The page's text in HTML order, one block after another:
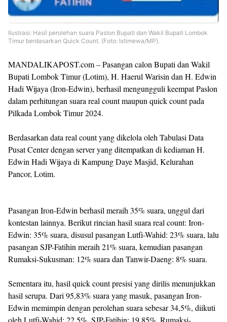
Ilustrasi: Hasil perolehan suara Paslon Bupati dan Wakil Bupati Lombok
Timur berdasarkan Quick Count. (Foto: Istimewa/MP).
MANDALIKAPOST.com – Pasangan calon Bupati dan Wakil
Bupati Lombok Timur (Lotim), H. Haerul Warisin dan H. Edwin
Hadi Wijaya (Iron-Edwin), berhasil mengungguli keempat Paslon
dalam perhitungan suara real count maupun quick count pada
Pilkada Lombok Timur 2024.
Berdasarkan data real count yang dikelola oleh Tabulasi Data
Pusat Center dengan server yang ditempatkan di kediaman H.
Edwin Hadi Wijaya di Kampung Daye Masjid, Kelurahan
Pancor, Lotim.
Pasangan Iron-Edwin berhasil meraih 35% suara, unggul dari
kontestan lainnya. Berikut rincian hasil suara real count: Iron-
Edwin: 35% suara, disusul pasangan Lutfi-Wahid: 23% suara, lalu
pasangan SJP-Fatihin meraih 21% suara, kemudian pasangan
Rumaksi-Sukusman: 12% suara dan Tanwir-Daeng: 8% suara.
Sementara itu, hasil quick count presisi yang dirilis menunjukkan
hasil serupa. Dari 95,83% suara yang masuk, pasangan Iron-
Edwin memimpin dengan perolehan suara sebesar 34,5%, diikuti
oleh Lutfi-Wahid: 22,5%, SJP-Fatihin: 19,85%, Rumaksi-